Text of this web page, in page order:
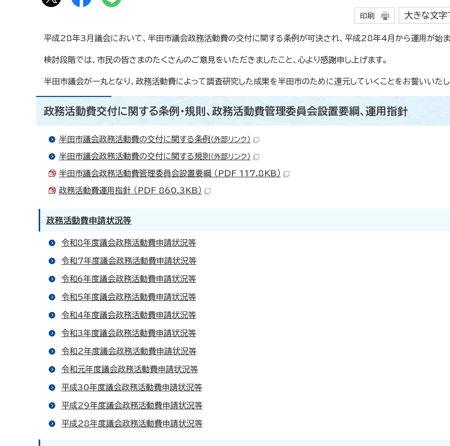
印刷 大きな文字
平成28年3月議会において、半田市議会政務活動費の交付に関する条例が可決され、平成28年4月から運用が始ま
検討段階では、市民の皆さまのたくさんのご意見をいただきましたこと、心より感謝申し上げます。
半田市議会が一丸となり、政務活動費によって調査研究した成果を半田市のために還元していくことをお誓いいたし
政務活動費交付に関する条例・規則、政務活動費管理委員会設置要綱、運用指針
半田市議会政務活動費の交付に関する条例 （外部リンク）
半田市議会政務活動費の交付に関する規則 （外部リンク）
半田市議会政務活動費管理委員会設置要綱 （PDF 117.8KB）
政務活動費運用指針 （PDF 860.3KB）
政務活動費申請状況等
令和8年度議会政務活動費申請状況等
令和7年度議会政務活動費申請状況等
令和6年度議会政務活動費申請状況等
令和5年度議会政務活動費申請状況等
令和4年度議会政務活動費申請状況等
令和3年度議会政務活動費申請状況等
令和2年度議会政務活動費申請状況等
令和元年度議会政務活動費申請状況等
平成30年度議会政務活動費申請状況等
平成29年度議会政務活動費申請状況等
平成28年度議会政務活動費申請状況等